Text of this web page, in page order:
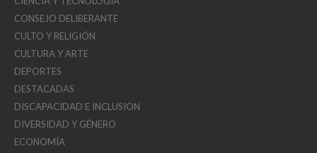
CONSEJO DELIBERANTE
CULTO Y RELIGIÓN
CULTURA Y ARTE
DEPORTES
DESTACADAS
DISCAPACIDAD E INCLUSION
DIVERSIDAD Y GÉNERO
ECONOMÍA